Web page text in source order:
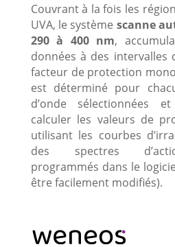
Couvrant à la fois les
UVA, le système scanne
290 à 400 nm,
données à des intervalles
facteur de protection
est déterminé pour
d’onde sélectionnées
calculer les valeurs de
utilisant les courbes
des spectres
programmés dans le
être facilement modifiés).